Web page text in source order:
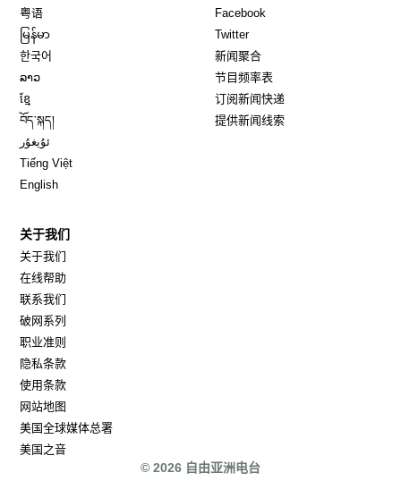
粤语
မြန်မာ
한국어
ລາວ
ខ្មែ
བོད་སྐད།
ئۇيغۇر
Tiếng Việt
English
Facebook
TwitterOpens in new window
新闻聚合
节目频率表
订阅新闻快递
提供新闻线索
关于我们
关于我们
在线帮助
联系我们
破网系列
职业准则
隐私条款
使用条款
网站地图
美国全球媒体总署
美国之音
© 2026 自由亚洲电台